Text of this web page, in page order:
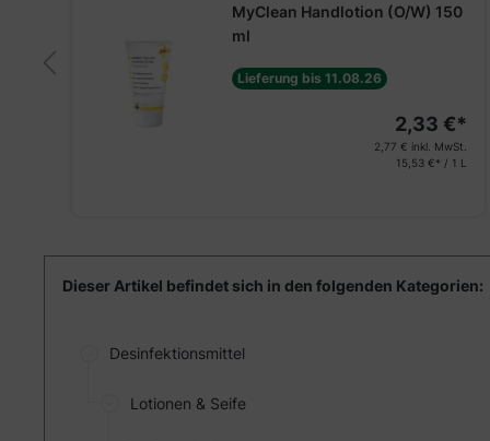
MyClean Handlotion (O/W) 150
ml
Lieferung bis 11.08.26
2,33 €*
2,77 € inkl. MwSt.
15,53 €* / 1 L
Dieser Artikel befindet sich in den folgenden Kategorien:
Desinfektionsmittel
Lotionen & Seife